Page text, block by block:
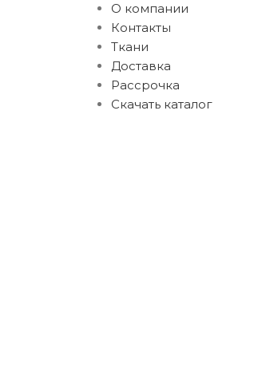
О компании
Контакты
Ткани
Доставка
Рассрочка
Скачать каталог